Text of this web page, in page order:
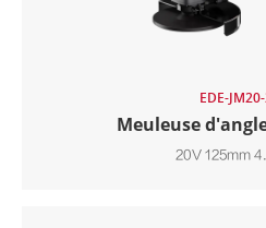
EDE-
Meuleuse
20V 125mm